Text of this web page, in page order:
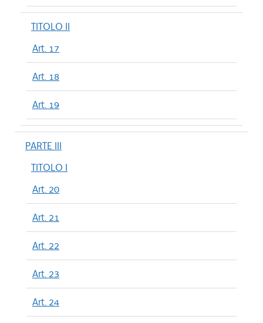
TITOLO II
Art. 17
Art. 18
Art. 19
PARTE III
TITOLO I
Art. 20
Art. 21
Art. 22
Art. 23
Art. 24